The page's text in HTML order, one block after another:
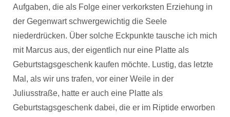
Aufgaben, die als Folge einer verkorksten Erziehung in
der Gegenwart schwergewichtig die Seele
niederdrücken. Über solche Eckpunkte tausche ich mich
mit Marcus aus, der eigentlich nur eine Platte als
Geburtstagsgeschenk kaufen möchte. Lustig, das letzte
Mal, als wir uns trafen, vor einer Weile in der
Juliusstraße, hatte er auch eine Platte als
Geburtstagsgeschenk dabei, die er im Riptide erworben